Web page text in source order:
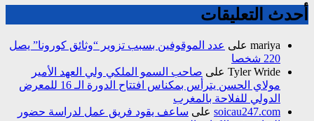
أحدث التعليقات
mariya على عدد الموقوفين بسبب تزوير “وثائق كورونا” يصل
220 شخصا
Tyler Wride على صاحب السمو الملكي ولي العهد الأمير
مولاي الحسن يترأس بمكناس افتتاح الدورة الـ 16 للمعرض
الدولي للفلاحة بالمغرب
soicau247.com على ساعف يقود فريق عمل لدراسة حضور